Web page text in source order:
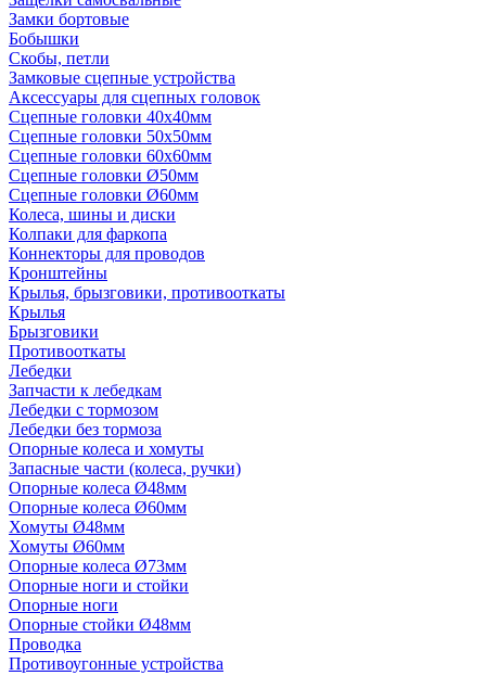
Замки бортовые
Бобышки
Скобы, петли
Замковые сцепные устройства
Аксессуары для сцепных головок
Сцепные головки 40x40мм
Сцепные головки 50x50мм
Сцепные головки 60x60мм
Сцепные головки Ø50мм
Сцепные головки Ø60мм
Колеса, шины и диски
Колпаки для фаркопа
Коннекторы для проводов
Кронштейны
Крылья, брызговики, противооткаты
Крылья
Брызговики
Противооткаты
Лебедки
Запчасти к лебедкам
Лебедки с тормозом
Лебедки без тормоза
Опорные колеса и хомуты
Запасные части (колеса, ручки)
Опорные колеса Ø48мм
Опорные колеса Ø60мм
Хомуты Ø48мм
Хомуты Ø60мм
Опорные колеса Ø73мм
Опорные ноги и стойки
Опорные ноги
Опорные стойки Ø48мм
Проводка
Противоугонные устройства